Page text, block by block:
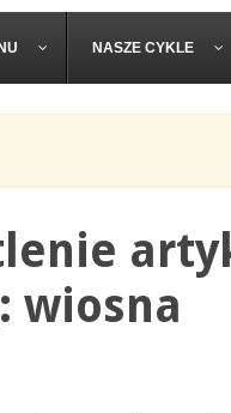
NASZE CYKLE
wiosna